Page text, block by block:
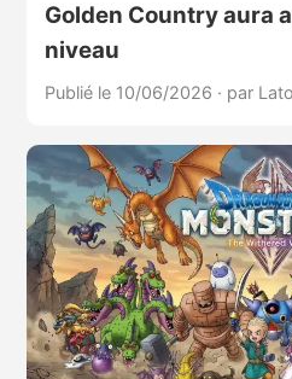
Golden Country aura
niveau
Publié le 10/06/2026 · par Lato